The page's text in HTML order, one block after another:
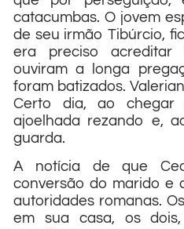
catacumbas. O jovem
de seu irmão Tibúrcio,
era preciso acreditar
ouviram a longa
foram batizados.
Certo dia, ao chegar
ajoelhada rezando e,
guarda.
A notícia de que
conversão do marido e
autoridades romanas.
em sua casa, os